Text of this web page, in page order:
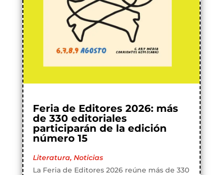
Feria de Editores 2026: más
de 330 editoriales
participarán de la edición
número 15
Literatura, Noticias
La Feria de Editores 2026 reúne más de 330